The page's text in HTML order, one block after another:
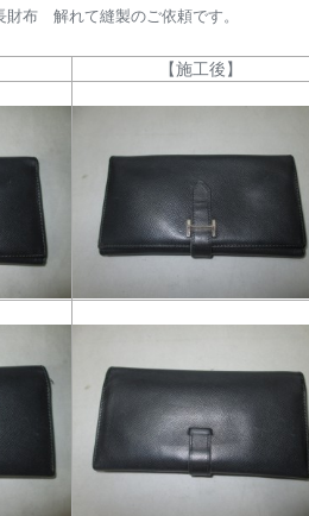
布 解れて縫製のご依頼です。
【施工後】